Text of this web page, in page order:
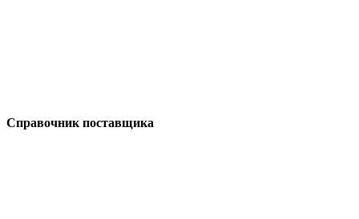
Справочник поставщика